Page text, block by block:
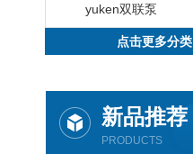
yuken双联泵
点击更多分类
新品推荐
PRODUCTS